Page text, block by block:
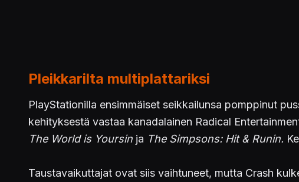
Pleikkarilta multiplattariksi
PlayStationilla ensimmäiset seikkailunsa pomppinut
kehityksestä vastaa kanadalainen Radical
The World is Yoursin ja The Simpsons: Hit & Runin.
Taustavaikuttajat ovat siis vaihtuneet, mutta Crash